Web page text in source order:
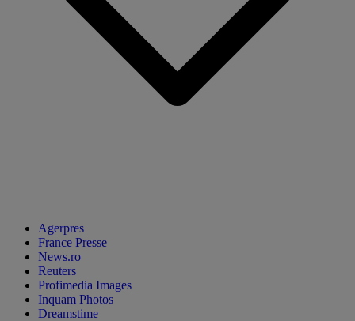
Agerpres
France Presse
News.ro
Reuters
Profimedia Images
Inquam Photos
Dreamstime